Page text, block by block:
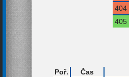
404
405
Poř.
Čas